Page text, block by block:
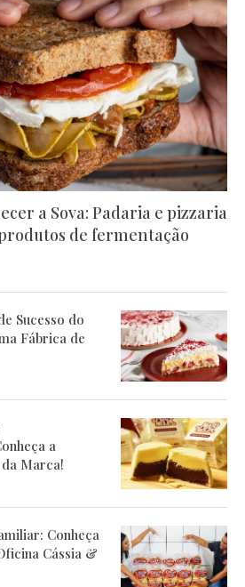
a Sova: Padaria e pizzaria
de fermentação
Sucesso do
Fábrica de
a
Marca!
Conheça
Cássia &